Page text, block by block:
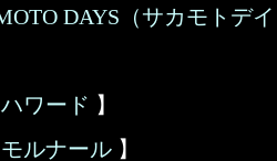
DAYS（サカモトデイ
ワード 】
ルナール 】